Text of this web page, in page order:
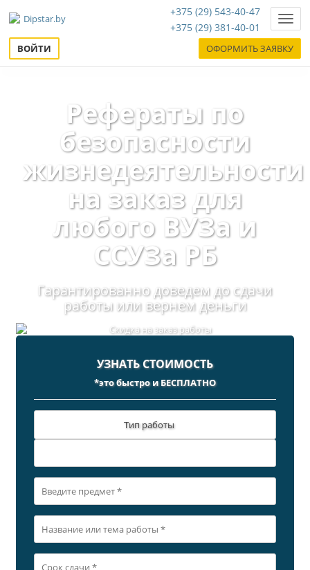
+375 (29) 543-40-47
+375 (29) 381-40-01
ВОЙТИ ОФОРМИТЬ ЗАЯВКУ
Рефераты по
безопасности
жизнедеятельности
на заказ для
любого ВУЗа и
ССУЗа РБ
Гарантированно доведем до сдачи
работы или вернем деньги
УЗНАТЬ СТОИМОСТЬ
*это быстро и БЕСПЛАТНО
Тип работы